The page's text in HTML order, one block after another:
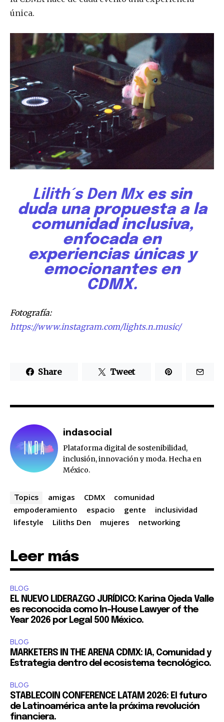
única.
Lilith´s Den Mxes sin
duda una propuesta a la
comunidad inclusiva,
enfocada en
experiencias únicas y
emocionantes en
CDMX.
Fotografía:
https://www.instagram.com/lights.n.music/
Share Tweet
indasocial
Plataforma digital de sostenibilidad,
inclusión, innovación y moda. Hecha en
México.
Topics amigas CDMX
comunidad
empoderamiento
espacio gente
inclusividad
lifestyle
Liliths Den mujeres networking
Leer más
BLOG
EL NUEVO LIDERAZGO JURÍDICO: Karina Ojeda Valle
es reconocida como In-House Lawyer of the
Year 2026 por Legal 500 México.
BLOG
MARKETERS IN THE ARENA CDMX: IA, Comunidad y
Estrategia dentro del ecosistema tecnológico.
BLOG
STABLECOIN CONFERENCE LATAM 2026: El futuro
de Latinoamérica ante la próxima revolución
financiera.